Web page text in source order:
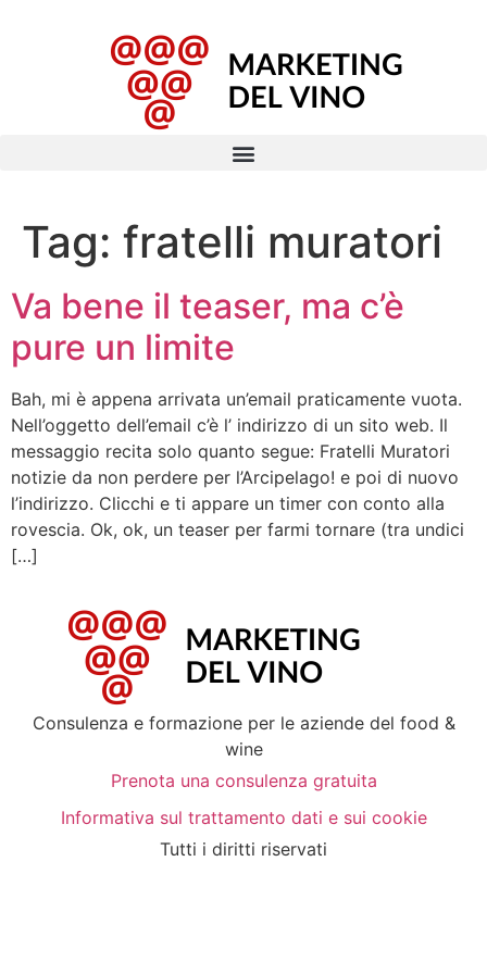
Tag: fratelli muratori
Va bene il teaser, ma c’è
pure un limite
Bah, mi è appena arrivata un’email praticamente vuota.
Nell’oggetto dell’email c’è l’ indirizzo di un sito web. Il
messaggio recita solo quanto segue: Fratelli Muratori
notizie da non perdere per l’Arcipelago! e poi di nuovo
l’indirizzo. Clicchi e ti appare un timer con conto alla
rovescia. Ok, ok, un teaser per farmi tornare (tra undici
[…]
Consulenza e formazione per le aziende del food &
wine
Prenota una consulenza gratuita
Informativa sul trattamento dati e sui cookie
Tutti i diritti riservati